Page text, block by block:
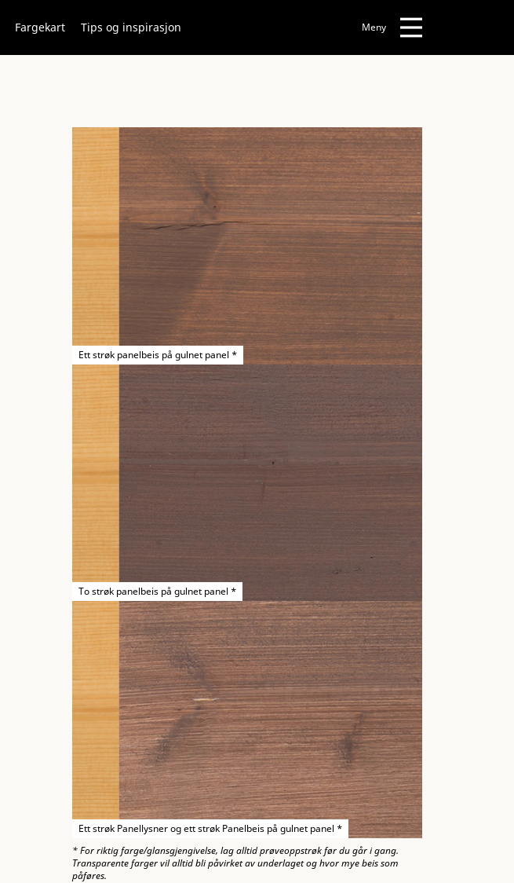
Fargekart Tips og inspirasjon Meny
Ett strøk panelbeis på gulnet panel *
To strøk panelbeis på gulnet panel *
Ett strøk Panellysner og ett strøk Panelbeis på gulnet panel *
* For riktig farge/glansgjengivelse, lag alltid prøveoppstrøk før du går i gang.
Transparente farger vil alltid bli påvirket av underlaget og hvor mye beis som
påføres.